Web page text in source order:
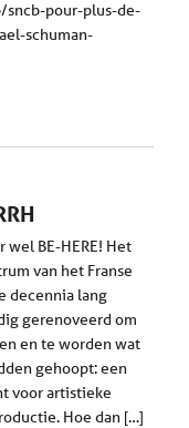
pour-plus-de-
schuman-
wel BE-HERE! Het
van het Franse
decennia lang
gerenoveerd om
en te worden wat
gehoopt: een
voor artistieke
Hoe dan […]